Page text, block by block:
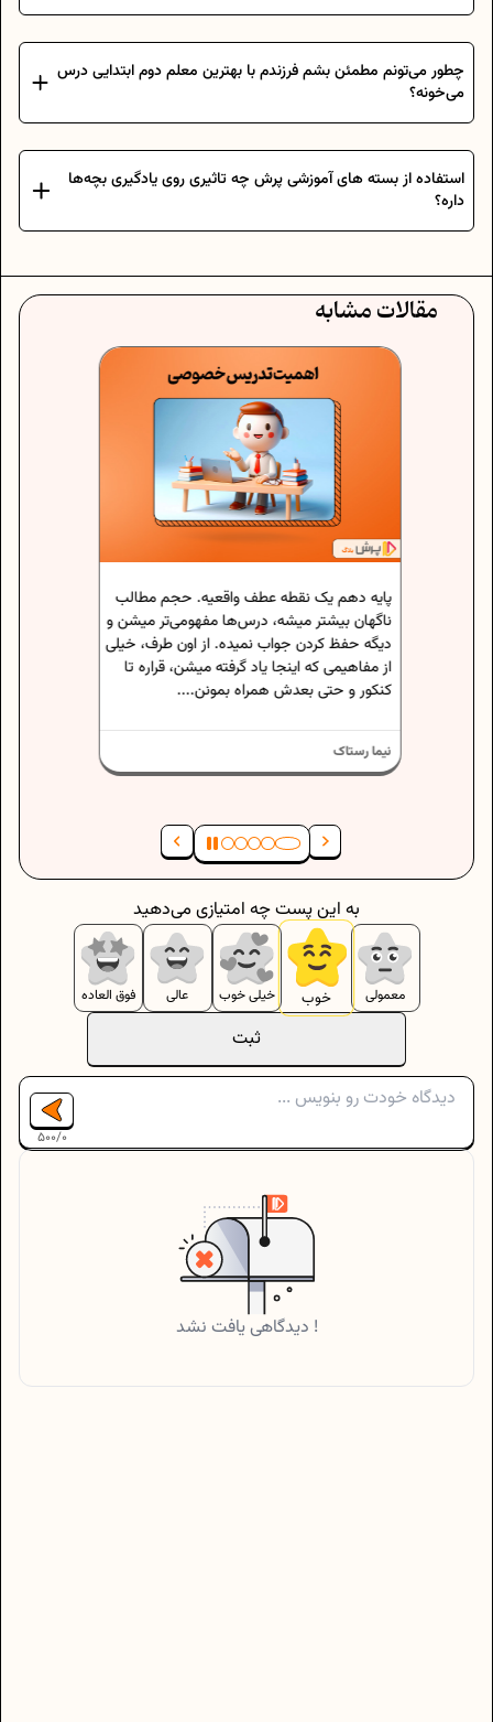
چطور می‌تونم مطمئن بشم فرزندم با بهترین معلم دوم ابتدایی درس
می‌خونه؟
استفاده از بسته های آموزشی پرش چه تاثیری روی یادگیری بچه‌ها
داره؟
مقالات مشابه
واقعیه. حجم مطالب
درس‌ها مفهومی‌تر میشن و
نمیده. از اون طرف، خیلی
گرفته میشن، قراره تا
سال‌های ابتدایی مدرسه برای بچه‌ها مثل
سنگ‌بنای یادگیریه؛ همون جایی که علاقه یا
دل‌زدگیشون نسبت به درس و مدرسه شکل
باعث میشه فرزندتون مطالب رو بهتر بفهمه و با...
نیما رستاک
ثبت
معمولی خوب خیلی خوب عالی فوق العاده
به این پست چه امتیازی می‌دهید
500/0
دیدگاهی یافت نشد !